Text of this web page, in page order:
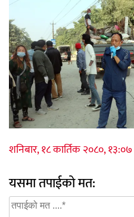
शनिबार, १८ कार्तिक २०८०, १३:०७
यसमा तपाईको मत: